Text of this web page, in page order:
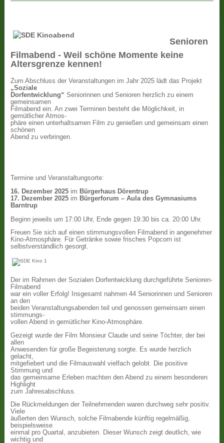
Senioren
Filmabend - Weil schöne Momente keine
Altersgrenze kennen!
Zum Abschluss der Veranstaltungen im Jahr 2025 lädt das Projekt
„Soziale
Dorfentwicklung“ Seniorinnen und Senioren herzlich zu einem
gemeinsamen
Filmabend ein. An zwei Terminen besteht die Möglichkeit, in
gemütlicher Atmos-
phäre einen unterhaltsamen Film zu genießen und gemeinsam einen
schönen
Abend zu verbringen.
Termine und Veranstaltungsorte:
16. Dezember 2025 im Bürgerhaus Dörentrup
17. Dezember 2025 im Bürgerforum – Aula des Gymnasiums
Barntrup
Beginn jeweils um 17:00 Uhr, Ende gegen 19:30 bis ca. 20:00 Uhr.
Freuen Sie sich auf einen stimmungsvollen Filmabend in angenehmer
Kino-Atmosphäre. Für Getränke sowie frisches Popcorn ist
selbstverständlich gesorgt.
Der im Rahmen der Sozialen Dorfentwicklung durchgeführte Senioren-
Filmabend
war ein voller Erfolg! Insgesamt nahmen 44 Seniorinnen und Senioren
an den
beiden Veranstaltungsabenden teil und genossen gemeinsam einen
stimmungs-
vollen Abend in gemütlicher Kino-Atmosphäre.
Gezeigt wurde der Film Monsieur Claude und seine Töchter, der bei
allen
Anwesenden für große Begeisterung sorgte. Es wurde herzlich
gelacht,
mitgefiebert und die Filmauswahl vielfach gelobt. Die positive
Stimmung und
das gemeinsame Erleben machten den Abend zu einem besonderen
Highlight
zum Jahresabschluss.
Die Rückmeldungen der Teilnehmenden waren durchweg sehr positiv.
Viele
äußerten den Wunsch, solche Filmabende künftig regelmäßig,
beispielsweise
einmal pro Quartal, anzubieten. Dieser Wunsch zeigt deutlich, wie
wichtig und